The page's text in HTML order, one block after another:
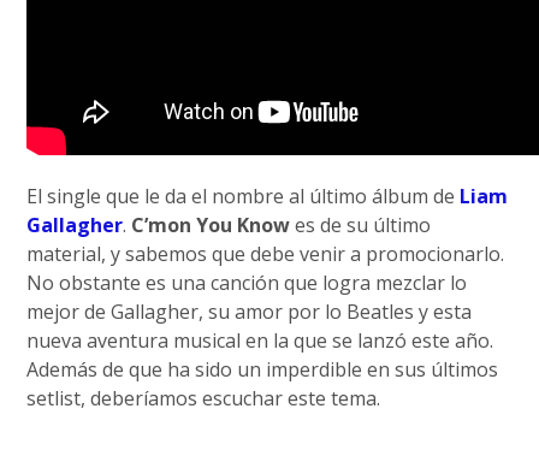
El single que le da el nombre al último álbum de Liam
Gallagher. C’mon You Knowes de su último
material, y sabemos que debe venir a promocionarlo.
No obstante es una canción que logra mezclar lo
mejor de Gallagher, su amor por lo Beatles y esta
nueva aventura musical en la que se lanzó este año.
Además de que ha sido un imperdible en sus últimos
setlist, deberíamos escuchar este tema.